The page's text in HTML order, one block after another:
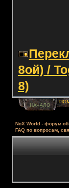
8ой) /
8)
НАЧАЛО
NoX World - форум об
FAQ по вопросам,